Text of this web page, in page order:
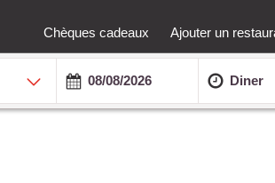
Chèques cadeaux Ajouter un
Diner